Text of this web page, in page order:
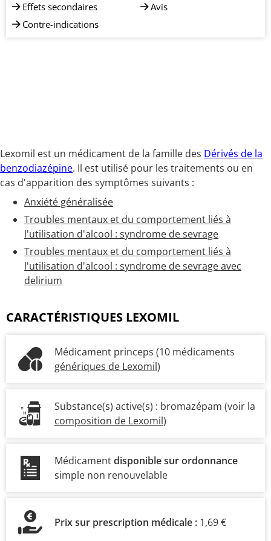
Effets secondaires
Contre-indications
Avis
Lexomil est un médicament de la famille des Dérivés de la
benzodiazépine. Il est utilisé pour les traitements ou en
cas d'apparition des symptômes suivants :
Anxiété généralisée
Troubles mentaux et du comportement liés à
l'utilisation d'alcool : syndrome de sevrage
Troubles mentaux et du comportement liés à
l'utilisation d'alcool : syndrome de sevrage avec
delirium
CARACTÉRISTIQUES LEXOMIL
Médicament princeps (10 médicaments
génériques de Lexomil)
Substance(s) active(s) : bromazépam (voir la
composition de Lexomil)
Médicamentdisponible sur ordonnance
simple non renouvelable
Prix sur prescription médicale : 1,69 €